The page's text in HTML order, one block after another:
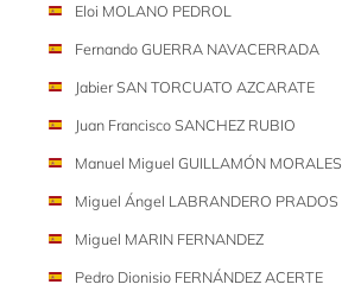
Eloi MOLANO PEDROL
Fernando GUERRA NAVACERRADA
Jabier SAN TORCUATO AZCARATE
Juan Francisco SANCHEZ RUBIO
Manuel Miguel GUILLAMÓN MORALES
Miguel Ángel LABRANDERO PRADOS
Miguel MARIN FERNANDEZ
Pedro Dionisio FERNÁNDEZ ACERTE